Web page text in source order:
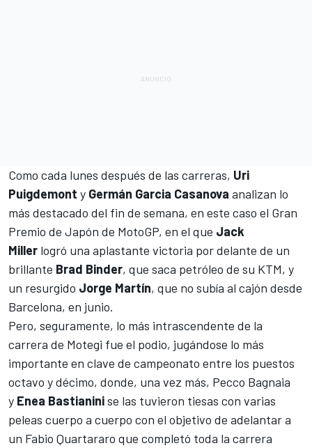
Como cada lunes después de las carreras, Uri
Puigdemont y Germán Garcia Casanova analizan lo
más destacado del fin de semana, en este caso el Gran
Premio de Japón de MotoGP, en el que Jack
Miller logró una aplastante victoria por delante de un
brillante Brad Binder, que saca petróleo de su KTM, y
un resurgido Jorge Martín, que no subía al cajón desde
Barcelona, en junio.
Pero, seguramente, lo más intrascendente de la
carrera de Motegi fue el podio, jugándose lo más
importante en clave de campeonato entre los puestos
octavo y décimo, donde, una vez más, Pecco Bagnaia
y Enea Bastianinise las tuvieron tiesas con varias
peleas cuerpo a cuerpo con el objetivo de adelantar a
un Fabio Quartararo que completó toda la carrera